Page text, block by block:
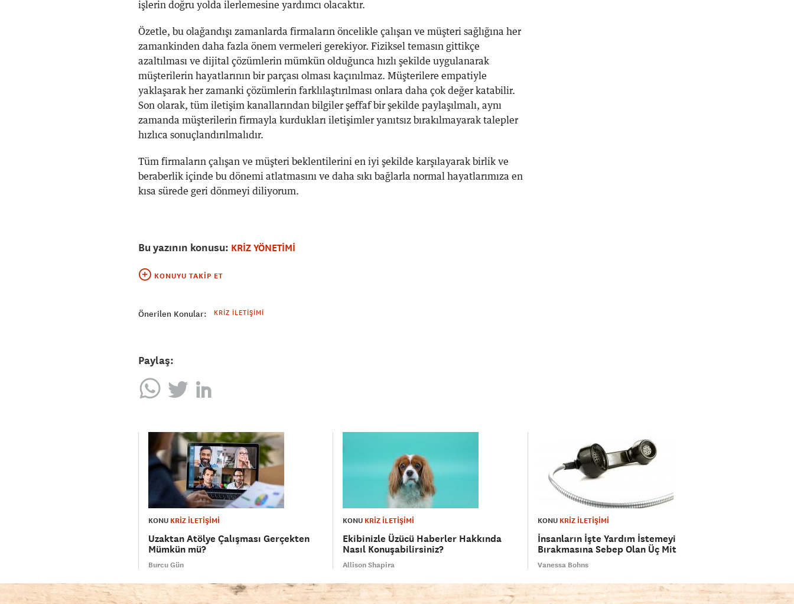
işlerin doğru yolda ilerlemesine yardımcı olacaktır.
Özetle, bu olağandışı zamanlarda firmaların öncelikle çalışan ve müşteri sağlığına her
zamankinden daha fazla önem vermeleri gerekiyor. Fiziksel temasın gittikçe
azaltılması ve dijital çözümlerin mümkün olduğunca hızlı şekilde uygulanarak
müşterilerin hayatlarının bir parçası olması kaçınılmaz. Müşterilere empatiyle
yaklaşarak her zamanki çözümlerin farklılaştırılması onlara daha çok değer katabilir.
Son olarak, tüm iletişim kanallarından bilgiler şeffaf bir şekilde paylaşılmalı, aynı
zamanda müşterilerin firmayla kurdukları iletişimler yanıtsız bırakılmayarak talepler
hızlıca sonuçlandırılmalıdır.
Tüm firmaların çalışan ve müşteri beklentilerini en iyi şekilde karşılayarak birlik ve
beraberlik içinde bu dönemi atlatmasını ve daha sıkı bağlarla normal hayatlarımıza en
kısa sürede geri dönmeyi diliyorum.
Bu yazının konusu: KRİZ YÖNETİMİ
KONUYU TAKIP ET
Önerilen Konular: KRIZ İLETIŞIMI
Paylaş:
KONU KRİZ İLETİŞİMİ
Uzaktan Atölye Çalışması Gerçekten
Mümkün mü?
Burcu Gün
KONU KRİZ İLETİŞİMİ
Ekibinizle Üzücü Haberler Hakkında
Nasıl Konuşabilirsiniz?
Allison Shapira
KONU KRİZ İLETİŞİMİ
İnsanların İşte Yardım İstemeyi
Bırakmasına Sebep Olan Üç Mit
Vanessa Bohns